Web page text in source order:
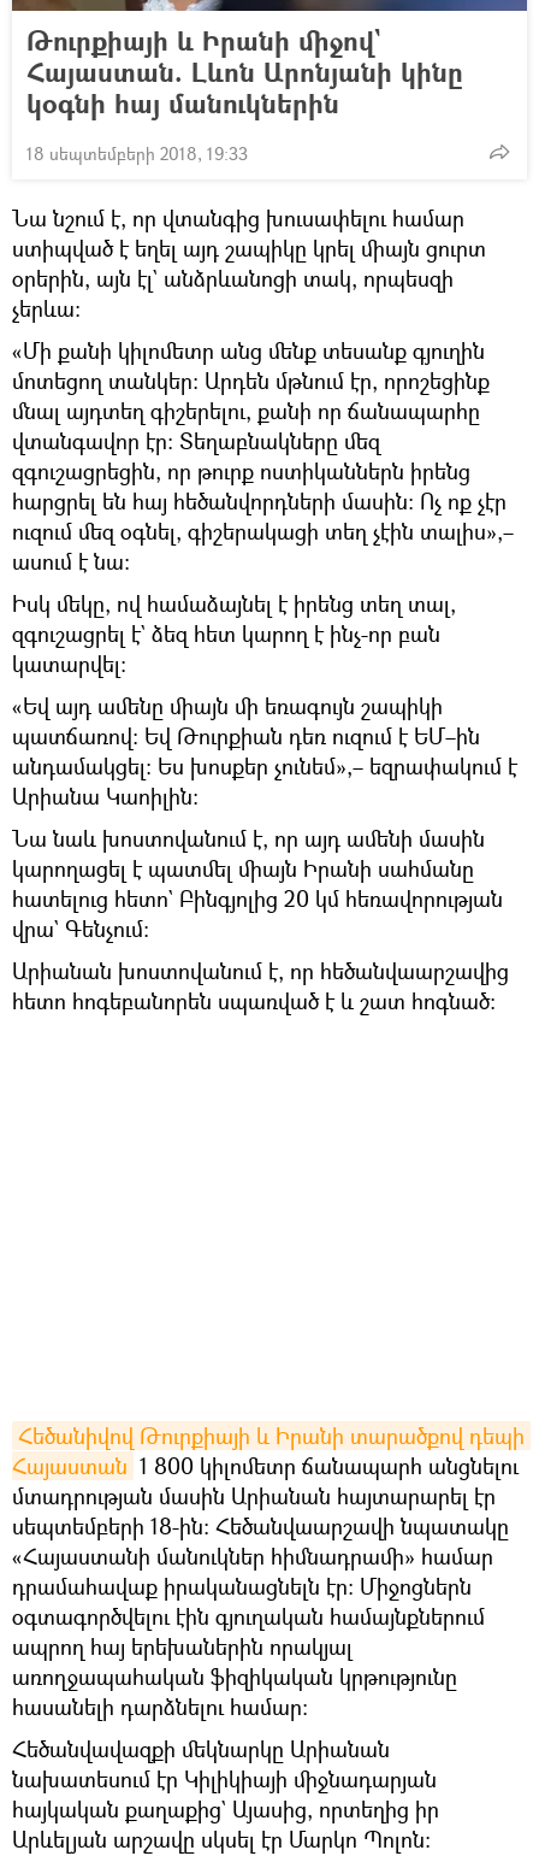
Թուրքիայի և Իրանի միջով`
Հայաստան. Լևոն Արոնյանի կինը
կօգնի հայ մանուկներին
18 սեպտեմբերի 2018, 19:33
Նա նշում է, որ վտանգից խուսափելու համար
ստիպված է եղել այդ շապիկը կրել միայն ցուրտ
օրերին, այն էլ` անձրևանոցի տակ, որպեսզի
չերևա։
«Մի քանի կիլոմետր անց մենք տեսանք գյուղին
մոտեցող տանկեր։ Արդեն մթնում էր, որոշեցինք
մնալ այդտեղ գիշերելու, քանի որ ճանապարհը
վտանգավոր էր։ Տեղաբնակները մեզ
զգուշացրեցին, որ թուրք ոստիկաններն իրենց
հարցրել են հայ հեծանվորդների մասին։ Ոչ ոք չէր
ուզում մեզ օգնել, գիշերակացի տեղ չէին տալիս»,–
ասում է նա։
Իսկ մեկը, ով համաձայնել է իրենց տեղ տալ,
զգուշացրել է` ձեզ հետ կարող է ինչ-որ բան
կատարվել։
«Եվ այդ ամենը միայն մի եռագույն շապիկի
պատճառով։ Եվ Թուրքիան դեռ ուզում է ԵՄ–ին
անդամակցել։ Ես խոսքեր չունեմ»,– եզրափակում է
Արիանա Կաոիլին։
Նա նաև խոստովանում է, որ այդ ամենի մասին
կարողացել է պատմել միայն Իրանի սահմանը
հատելուց հետո` Բինգյոլից 20 կմ հեռավորության
վրա` Գենչում:
Արիանան խոստովանում է, որ հեծանվաարշավից
հետո հոգեբանորեն սպառված է և շատ հոգնած:
Հեծանիվով Թուրքիայի և Իրանի տարածքով դեպի
Հայաստան 1 800 կիլոմետր ճանապարհ անցնելու
մտադրության մասին Արիանան հայտարարել էր
սեպտեմբերի 18-ին։ Հեծանվաարշավի նպատակը
«Հայաստանի մանուկներ հիմնադրամի» համար
դրամահավաք իրականացնելն էր: Միջոցներն
օգտագործվելու էին գյուղական համայնքներում
ապրող հայ երեխաներին որակյալ
առողջապահական ֆիզիկական կրթությունը
հասանելի դարձնելու համար։
Հեծանվավազքի մեկնարկը Արիանան
նախատեսում էր Կիլիկիայի միջնադարյան
հայկական քաղաքից` Այասից, որտեղից իր
Արևելյան արշավը սկսել էր Մարկո Պոլոն: